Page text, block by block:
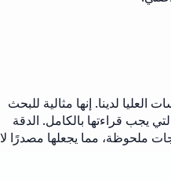
لدينا. إنها مثالية للبحث
يجب قراءتها بالكامل. الدقة
ملحوظة، مما يجعلها مصدرًا لا